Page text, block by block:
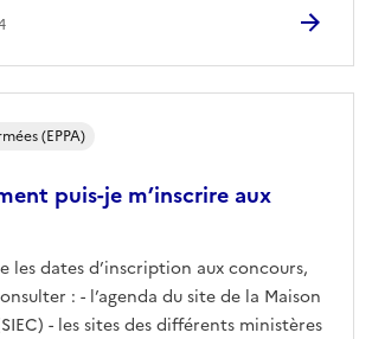
puis-je m’inscrire aux
les dates d’inscription aux concours,
: - l’agenda du site de la Maison
- les sites des différents ministères
(EPPA)